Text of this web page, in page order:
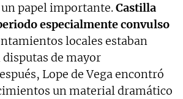
papel importante.Castilla
especialmente convulso
locales estaban
de mayor
Lope de Vega encontró
un material dramático